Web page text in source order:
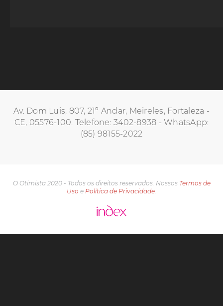
Av. Dom Luis, 807, 21º Andar, Meireles, Fortaleza -
CE, 05576-100. Telefone: 3402-8938 - WhatsApp:
(85) 98155-2022
O Otimista 2020 - Todos os direitos reservados. Nossos Termos de
Uso e Política de Privacidade.